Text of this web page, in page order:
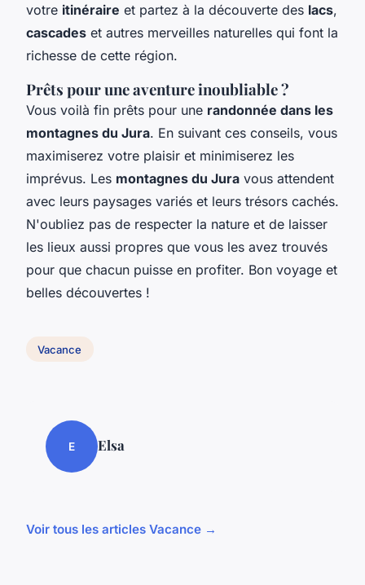
votre itinéraire et partez à la découverte des lacs,
cascades et autres merveilles naturelles qui font la
richesse de cette région.
Prêts pour une aventure inoubliable ?
Vous voilà fin prêts pour une randonnée dans les
montagnes du Jura. En suivant ces conseils, vous
maximiserez votre plaisir et minimiserez les
imprévus. Les montagnes du Jura vous attendent
avec leurs paysages variés et leurs trésors cachés.
N'oubliez pas de respecter la nature et de laisser
les lieux aussi propres que vous les avez trouvés
pour que chacun puisse en profiter. Bon voyage et
belles découvertes !
Vacance
E Elsa
Voir tous les articles Vacance →